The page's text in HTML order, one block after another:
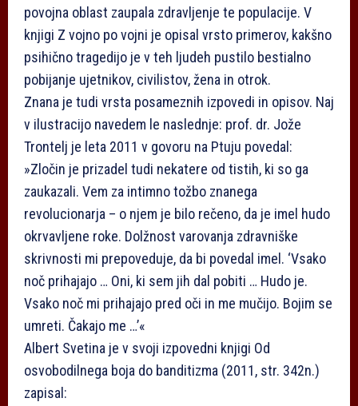
povojna oblast zaupala zdravljenje te populacije. V
knjigi Z vojno po vojni je opisal vrsto primerov, kakšno
psihično tragedijo je v teh ljudeh pustilo bestialno
pobijanje ujetnikov, civilistov, žena in otrok.
Znana je tudi vrsta posameznih izpovedi in opisov. Naj
v ilustracijo navedem le naslednje: prof. dr. Jože
Trontelj je leta 2011 v govoru na Ptuju povedal:
»Zločin je prizadel tudi nekatere od tistih, ki so ga
zaukazali. Vem za intimno tožbo znanega
revolucionarja – o njem je bilo rečeno, da je imel hudo
okrvavljene roke. Dolžnost varovanja zdravniške
skrivnosti mi prepoveduje, da bi povedal imel. ‘Vsako
noč prihajajo … Oni, ki sem jih dal pobiti … Hudo je.
Vsako noč mi prihajajo pred oči in me mučijo. Bojim se
umreti. Čakajo me …’«
Albert Svetina je v svoji izpovedni knjigi Od
osvobodilnega boja do banditizma (2011, str. 342n.)
zapisal: